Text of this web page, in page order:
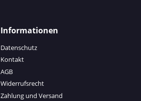
Informationen
Datenschutz
Kontakt
AGB
Widerrufsrecht
Zahlung und Versand